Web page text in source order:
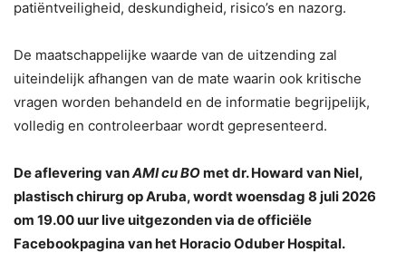
patiëntveiligheid, deskundigheid, risico’s en nazorg.
De maatschappelijke waarde van de uitzending zal
uiteindelijk afhangen van de mate waarin ook kritische
vragen worden behandeld en de informatie begrijpelijk,
volledig en controleerbaar wordt gepresenteerd.
De aflevering vanAMI cu BOmet dr. Howard van Niel,
plastisch chirurg op Aruba, wordt woensdag 8 juli 2026
om 19.00 uur live uitgezonden via de officiële
Facebookpagina van het Horacio Oduber Hospital.